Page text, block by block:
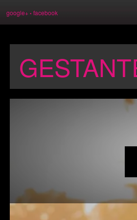
google+ • facebook